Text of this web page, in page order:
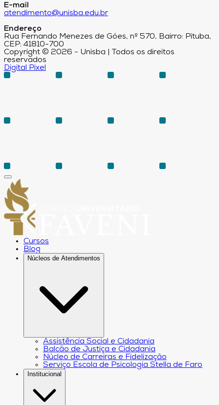
E-mail
atendimento@unisba.edu.br
Endereço
Rua Fernando Menezes de Góes, nº 570, Bairro: Pituba,
CEP: 41810-700
Copyright © 2026 - Unisba | Todos os direitos
reservados
Digital Pixel
Cursos
Blog
Núcleos de Atendimentos
Assistência Social e Cidadania
Balcão de Justiça e Cidadania
Núcleo de Carreiras e Fidelização
Serviço Escola de Psicologia Stella de Faro
Institucional